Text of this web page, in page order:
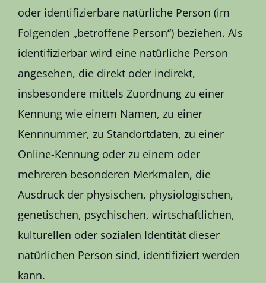
oder identifizierbare natürliche Person (im
Folgenden „betroffene Person“) beziehen. Als
identifizierbar wird eine natürliche Person
angesehen, die direkt oder indirekt,
insbesondere mittels Zuordnung zu einer
Kennung wie einem Namen, zu einer
Kennnummer, zu Standortdaten, zu einer
Online-Kennung oder zu einem oder
mehreren besonderen Merkmalen, die
Ausdruck der physischen, physiologischen,
genetischen, psychischen, wirtschaftlichen,
kulturellen oder sozialen Identität dieser
natürlichen Person sind, identifiziert werden
kann.